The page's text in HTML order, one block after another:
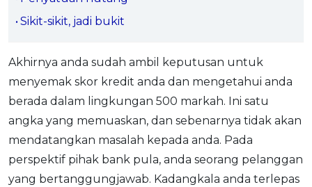
Promo OCBC - Your Gift, Your Choice
Artikel Terkini
Kad
Insurans
Pelaburan
Pengurusan Kewangan
Pinjaman Perumahan
Pinjaman Kereta
Sikit-sikit, jadi bukit
Akhirnya anda sudah ambil keputusan untuk
menyemak skor kredit anda dan mengetahui anda
berada dalam lingkungan 500 markah. Ini satu
angka yang memuaskan, dan sebenarnya tidak akan
mendatangkan masalah kepada anda. Pada
perspektif pihak bank pula, anda seorang pelanggan
yang bertanggungjawab. Kadangkala anda terlepas